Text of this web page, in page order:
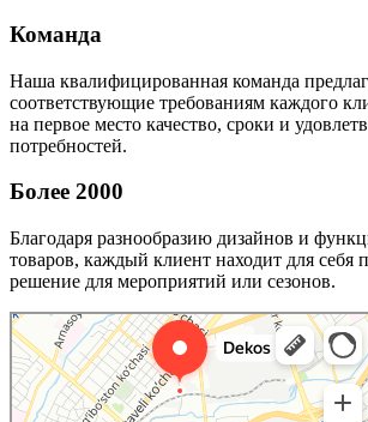
Команда
Наша квалифицированная команда
соответствующие требованиям каждого
на первое место качество, сроки и
потребностей.
Более 2000
Благодаря разнообразию дизайнов и
товаров, каждый клиент находит для себя
решение для мероприятий или сезонов.